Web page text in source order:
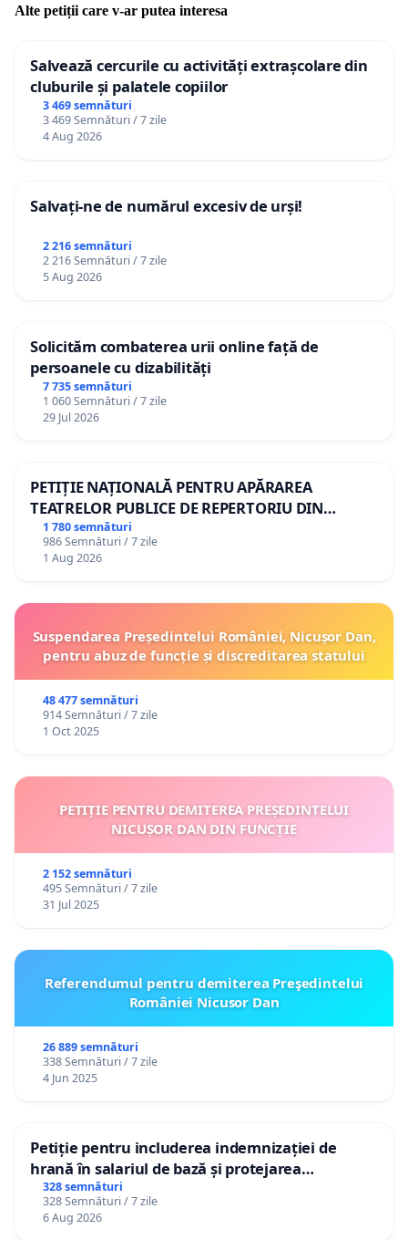
Alte petiții care v-ar putea interesa
Salvează cercurile cu activități extrașcolare din
cluburile și palatele copiilor
3 469 semnături
3 469 Semnături / 7 zile
4 Aug 2026
Salvați-ne de numărul excesiv de urși!
2 216 semnături
2 216 Semnături / 7 zile
5 Aug 2026
Solicităm combaterea urii online față de
persoanele cu dizabilități
7 735 semnături
1 060 Semnături / 7 zile
29 Jul 2026
PETIȚIE NAȚIONALĂ PENTRU APĂRAREA
TEATRELOR PUBLICE DE REPERTORIU DIN
ROMÂNIA
1 780 semnături
986 Semnături / 7 zile
1 Aug 2026
Suspendarea Președintelui României, Nicușor Dan,
pentru abuz de funcție și discreditarea statului
48 477 semnături
914 Semnături / 7 zile
1 Oct 2025
PETIȚIE PENTRU DEMITEREA PREȘEDINTELUI
NICUȘOR DAN DIN FUNCȚIE
2 152 semnături
495 Semnături / 7 zile
31 Jul 2025
Referendumul pentru demiterea Preşedintelui
României Nicusor Dan
26 889 semnături
338 Semnături / 7 zile
4 Jun 2025
Petiție pentru includerea indemnizației de
hrană în salariul de bază și protejarea
gradațiilor de vechime pentru asistenții
personali
328 semnături
328 Semnături / 7 zile
6 Aug 2026